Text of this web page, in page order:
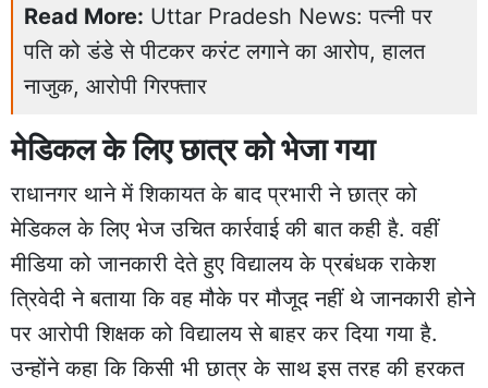
Read More: Uttar Pradesh News: पत्नी पर
पति को डंडे से पीटकर करंट लगाने का आरोप, हालत
नाजुक, आरोपी गिरफ्तार
मेडिकल के लिए छात्र को भेजा गया
राधानगर थाने मेंशिकायत के बादप्रभारी ने छात्र को
मेडिकल के लिए भेज उचित कार्रवाई की बात कही है. वहीं
मीडिया को जानकारी देते हुए विद्यालय के प्रबंधक राकेश
त्रिवेदी ने बताया कि वह मौके पर मौजूद नहीं थे जानकारी होने
पर आरोपी शिक्षक को विद्यालय से बाहर कर दिया गया है.
उन्होंने कहा कि किसी भी छात्र के साथ इस तरह की हरकत